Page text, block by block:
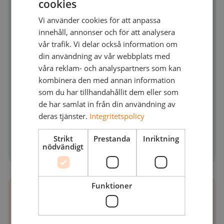
Webinar
Online
Registrera dig nu
cookies
Vi använder cookies för att anpassa
innehåll, annonser och för att analysera
vår trafik. Vi delar också information om
din användning av vår webbplats med
våra reklam- och analyspartners som kan
kombinera den med annan information
som du har tillhandahållit dem eller som
de har samlat in från din användning av
deras tjänster. Integritetspolicy
Strikt
nödvändigt
Prestanda Inriktning
Funktioner